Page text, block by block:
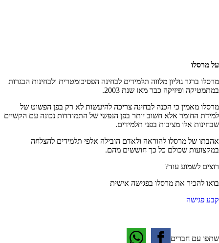
על מרסלו
מרסלו ברגר גוליון מלווה תלמידים לבחינה הפסיכומטרית ולבחינות הבגרות
במתמטיקה ופיזיקה כבר מאז שנת 2003.
מרסלו מאמין כי הכנה לבחינה צריכה להיעשות לא רק בפן הפשוט של
למידת החומר אלא חשוב יותר בפן הנפשי של התמודדות נכונה עם הקשיים
שבחינות אלו מציבות בפני תלמידים.
אהבתו של מרסלו להוראה ולאדם הובילה אלפי תלמידים להצלחה
במקצועות שכולם כל כך חוששים מהם.
רוצים לשמוע עוד?
בואו להכיר את מרסלו בפגישה אישית
קבע פגישה
שתפו עם חברים